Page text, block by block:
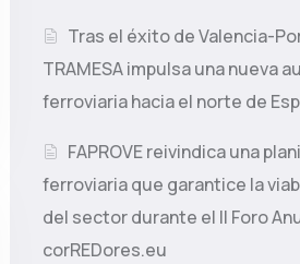
Tras el éxito de Valencia-
TRAMESA impulsa una nueva
ferroviaria hacia el norte de
FAPROVE reivindica una
ferroviaria que garantice la
del sector durante el II Foro
corREDores.eu